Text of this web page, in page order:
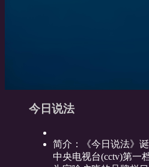
今日说法
简介：
《今日说法》
中央电视台(cctv)第一